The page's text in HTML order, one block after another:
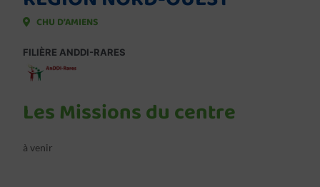
CHU D’AMIENS
FILIÈRE ANDDI-RARES
Les Missions du centre
à venir